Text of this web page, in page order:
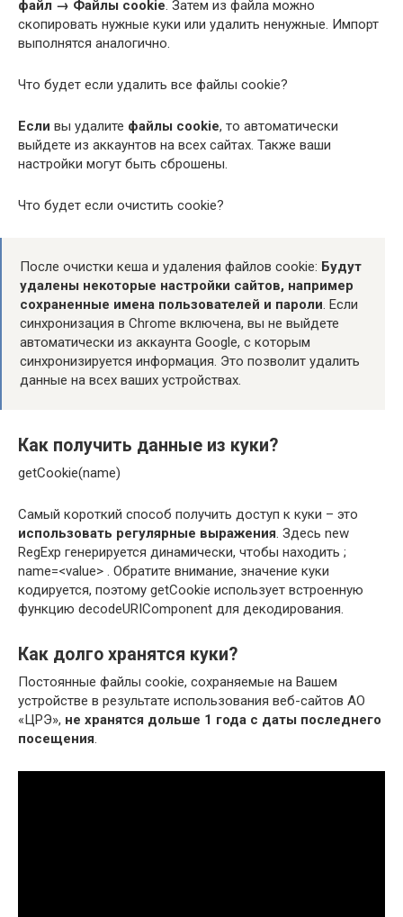
файл → Файлы cookie. Затем из файла можно
скопировать нужные куки или удалить ненужные. Импорт
выполнятся аналогично.
Что будет если удалить все файлы cookie?
Если вы удалите файлы cookie, то автоматически
выйдете из аккаунтов на всех сайтах. Также ваши
настройки могут быть сброшены.
Что будет если очистить cookie?
После очистки кеша и удаления файлов cookie: Будут
удалены некоторые настройки сайтов, например
сохраненные имена пользователей и пароли. Если
синхронизация в Chrome включена, вы не выйдете
автоматически из аккаунта Google, с которым
синхронизируется информация. Это позволит удалить
данные на всех ваших устройствах.
Как получить данные из куки?
getCookie(name)
Самый короткий способ получить доступ к куки – это
использовать регулярные выражения. Здесь new
RegExp генерируется динамически, чтобы находить ;
name=<value> . Обратите внимание, значение куки
кодируется, поэтому getCookie использует встроенную
функцию decodeURIComponent для декодирования.
Как долго хранятся куки?
Постоянные файлы cookie, сохраняемые на Вашем
устройстве в результате использования веб-сайтов АО
«ЦРЭ», не хранятся дольше 1 года с даты последнего
посещения.